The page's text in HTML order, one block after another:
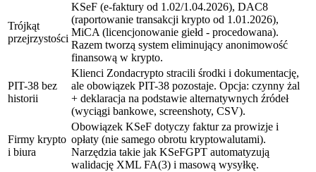
Trójkąt
przejrzystości
KSeF (e-faktury od 1.02/1.04.2026), DAC8
(raportowanie transakcji krypto od 1.01.2026),
MiCA (licencjonowanie giełd - procedowana).
Razem tworzą system eliminujący anonimowość
finansową w krypto.
PIT-38 bez
historii
Klienci Zondacrypto stracili środki i dokumentację,
ale obowiązek PIT-38 pozostaje. Opcja: czynny żal
+ deklaracja na podstawie alternatywnych źródeł
(wyciągi bankowe, screenshoty, CSV).
Firmy krypto
i biura
Obowiązek KSeF dotyczy faktur za prowizje i
opłaty (nie samego obrotu kryptowalutami).
Narzędzia takie jak KSeFGPT automatyzują
walidację XML FA(3) i masową wysyłkę.